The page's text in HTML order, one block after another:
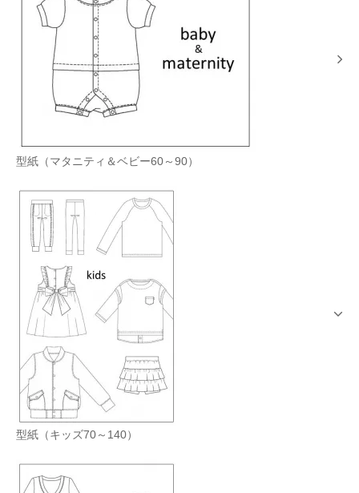
型紙（マタニティ＆ベビー60～90）
型紙（キッズ70～140）